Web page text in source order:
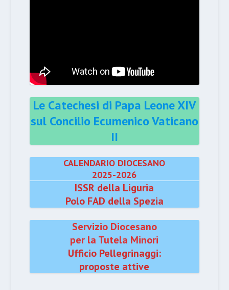
Le Catechesi di Papa Leone XIV
sul Concilio Ecumenico Vaticano
II
CALENDARIO DIOCESANO
2025-2026
ISSR della Liguria
Polo FAD della Spezia
Servizio Diocesano
per la Tutela Minori
Ufficio Pellegrinaggi:
proposte attive